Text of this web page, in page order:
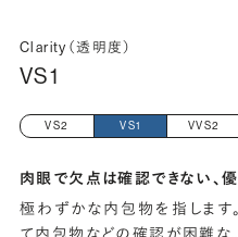
Clarity（透明度）
VS1
VS2 VS1 VVS2
肉眼で欠点は確認できない、
極わずかな内包物を指しま
て内包物などの確認が困難な